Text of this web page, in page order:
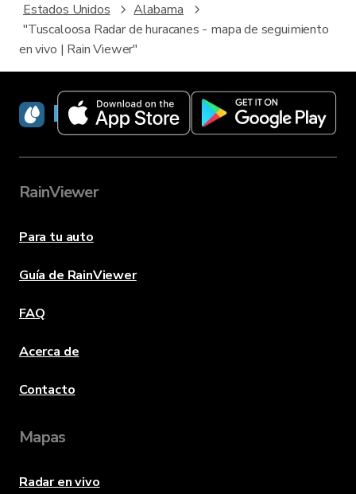
Estados Unidos
Alabama
"Tuscaloosa Radar de huracanes - mapa de seguimiento
en vivo | Rain Viewer"
RainViewer
RainViewer
Para tu auto
Guía de RainViewer
FAQ
Acerca de
Contacto
Mapas
Radar en vivo